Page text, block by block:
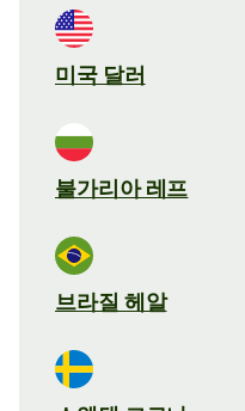
미국 달러
불가리아 레프
브라질 헤알